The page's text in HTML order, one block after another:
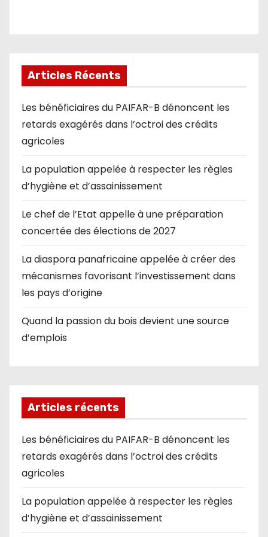
Articles Récents
Les bénéficiaires du PAIFAR-B dénoncent les
retards exagérés dans l’octroi des crédits
agricoles
La population appelée à respecter les règles
d’hygiène et d’assainissement
Le chef de l’Etat appelle à une préparation
concertée des élections de 2027
La diaspora panafricaine appelée à créer des
mécanismes favorisant l’investissement dans
les pays d’origine
Quand la passion du bois devient une source
d’emplois
Articles récents
Les bénéficiaires du PAIFAR-B dénoncent les
retards exagérés dans l’octroi des crédits
agricoles
La population appelée à respecter les règles
d’hygiène et d’assainissement